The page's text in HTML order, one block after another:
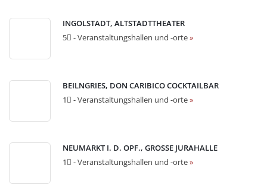
INGOLSTADT, ALTSTADTTHEATER
5⃣ - Veranstaltungshallen und -orte»
BEILNGRIES, DON CARIBICO COCKTAILBAR
1⃣ - Veranstaltungshallen und -orte»
NEUMARKT I. D. OPF., GROSSE JURAHALLE
1⃣ - Veranstaltungshallen und -orte»